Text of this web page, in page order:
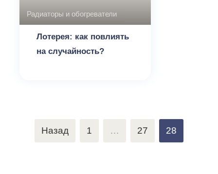
Радиаторы и обогреватели
Лотерея: как повлиять
на случайность?
Пагинация
записей
Назад 1 … 27 28